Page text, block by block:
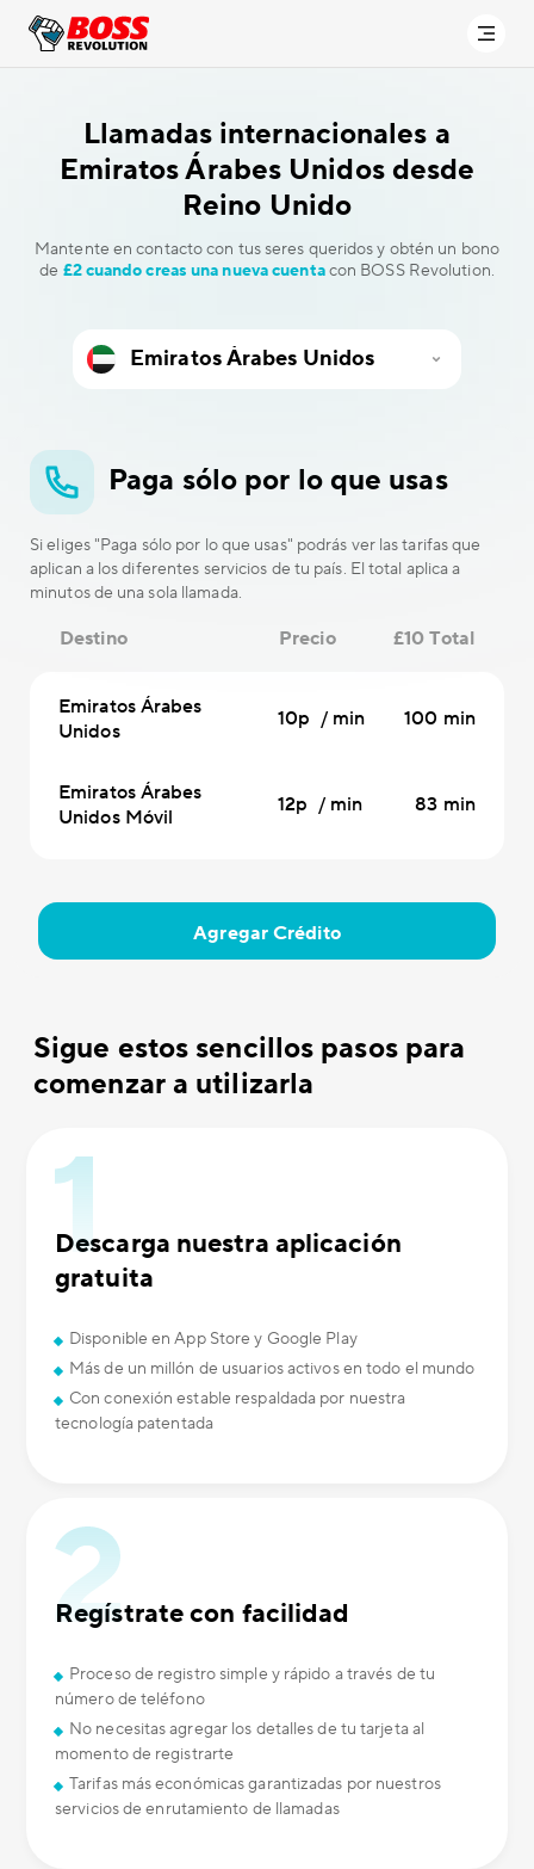
Llamadas internacionales a
Emiratos Árabes Unidos desde
Reino Unido
Mantente en contacto con tus seres queridos y obtén un bono
de £2 cuando creas una nueva cuentacon BOSS Revolution.
Paga sólo por lo que usas
Si eliges "Paga sólo por lo que usas" podrás ver las tarifas que
aplican a los diferentes servicios de tu país. El total aplica a
minutos de una sola llamada.
Destino Precio £10 Total
Emiratos Árabes
Unidos
10p / min 100 min
Emiratos Árabes
Unidos Móvil
12p / min 83 min
Agregar Crédito
Sigue estos sencillos pasos para
comenzar a utilizarla
Descarga nuestra aplicación
gratuita
Disponible en App Store y Google Play
Más de un millón de usuarios activos en todo el mundo
Con conexión estable respaldada por nuestra
tecnología patentada
Regístrate con facilidad
Proceso de registro simple y rápido a través de tu
número de teléfono
No necesitas agregar los detalles de tu tarjeta al
momento de registrarte
Tarifas más económicas garantizadas por nuestros
servicios de enrutamiento de llamadas